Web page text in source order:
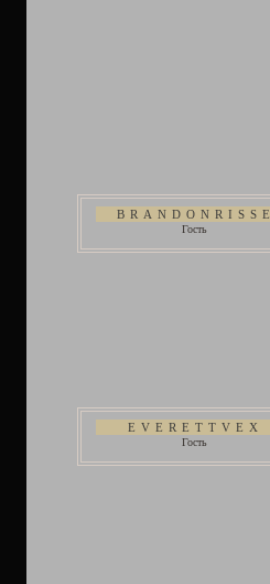
BRANDONRISSE
Гость
EVERETTVEX
Гость